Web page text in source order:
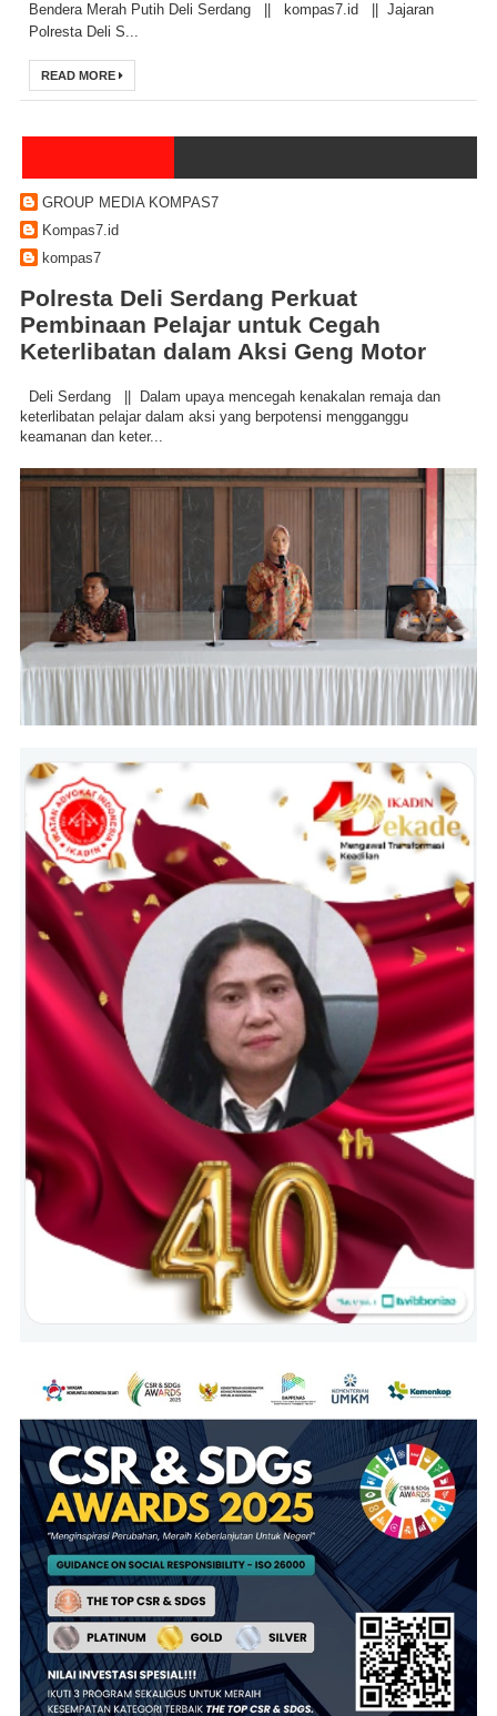
Bendera Merah Putih Deli Serdang || kompas7.id || Jajaran
Polresta Deli S...
READ MORE
GROUP MEDIA KOMPAS7
Kompas7.id
kompas7
Polresta Deli Serdang Perkuat
Pembinaan Pelajar untuk Cegah
Keterlibatan dalam Aksi Geng Motor
Deli Serdang || Dalam upaya mencegah kenakalan remaja dan
keterlibatan pelajar dalam aksi yang berpotensi mengganggu
keamanan dan keter...